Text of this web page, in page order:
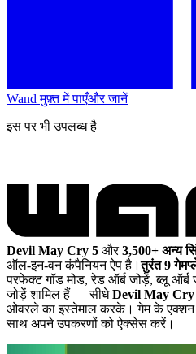
Wand मुफ़्त में पाएँऔर जानें
इस पर भी उपलब्ध है
Devil May Cry 5 और3,500+ अन्य
ऑल-इन-वन कंपैनियन ऐप है।तुरंत 9
परफेक्ट गॉड मोड, रेड ऑर्ब जोड़ें, ब्लू ऑर्ब
जोड़ें शामिल हैं — सीधेDevil May Cry
ओवरले का इस्तेमाल करके। गेम के एक्शन
साथ अपने उपकरणों को ऐक्सेस करें।